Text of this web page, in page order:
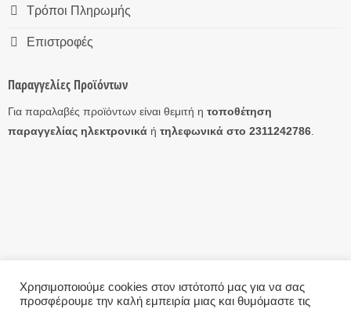
Τρόποι Πληρωμής
Επιστροφές
Παραγγελίες Προϊόντων
Για παραλαβές προϊόντων είναι θεμιτή η τοποθέτηση
παραγγελίας ηλεκτρονικάή τηλεφωνικά στο 2311242786.
Η ΕΤΑΙΡΊΑ ΤΡΌΠΟΙ ΑΠΟΣΤΟΛΉΣ
ΤΡΌΠΟΙ ΠΛΗΡΩΜΉΣ
Χρησιμοποιούμε cookies στον ιστότοπό μας για να σας
προσφέρουμε την καλή εμπειρία μιας και θυμόμαστε τις